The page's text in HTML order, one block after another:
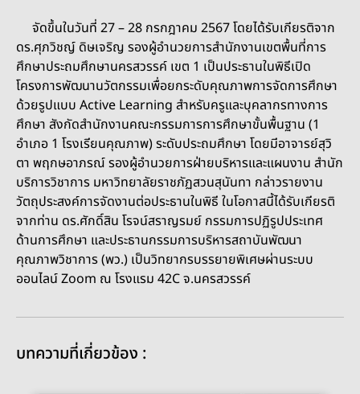
จัดขึ้นในวันที่ 27 – 28 กรกฎาคม 2567 โดยได้รับเกียรติจาก
ดร.ศุภวิชญ์ ดิษเจริญ รองผู้อำนวยการสำนักงานเขตพื้นที่การ
ศึกษาประถมศึกษานครสวรรค์ เขต 1 เป็นประธานในพิธีเปิด
โครงการพัฒนานวัตกรรมเพื่อยกระดับคุณภาพการจัดการศึกษา
ด้วยรูปแบบ Active Learning สำหรับครูและบุคลากรทางการ
ศึกษา สังกัดสำนักงานคณะกรรมการการศึกษาขั้นพื้นฐาน (1
อำเภอ 1 โรงเรียนคุณภาพ) ระดับประถมศึกษา โดยมีอาจารย์สุวิ
ตา พฤกษอาภรณ์ รองผู้อำนวยการฝ่ายบริหารและแผนงาน สำนัก
บริการวิชาการ มหาวิทยาลัยราชภัฏสวนสุนันทา กล่าวรายงาน
วัตถุประสงค์การจัดงานต่อประธานในพิธี ในโอกาสนี้ได้รับเกียรติ
จากท่าน ดร.ศักดิ์สิน โรจน์สราญรมย์ กรรมการปฏิรูปประเทศ
ด้านการศึกษา และประธานกรรมการบริหารสถาบันพัฒนา
คุณภาพวิชาการ (พว.) เป็นวิทยากรบรรยายพิเศษผ่านระบบ
ออนไลน์ Zoom ณ โรงแรม 42C จ.นครสวรรค์
บทความที่เกี่ยวข้อง :